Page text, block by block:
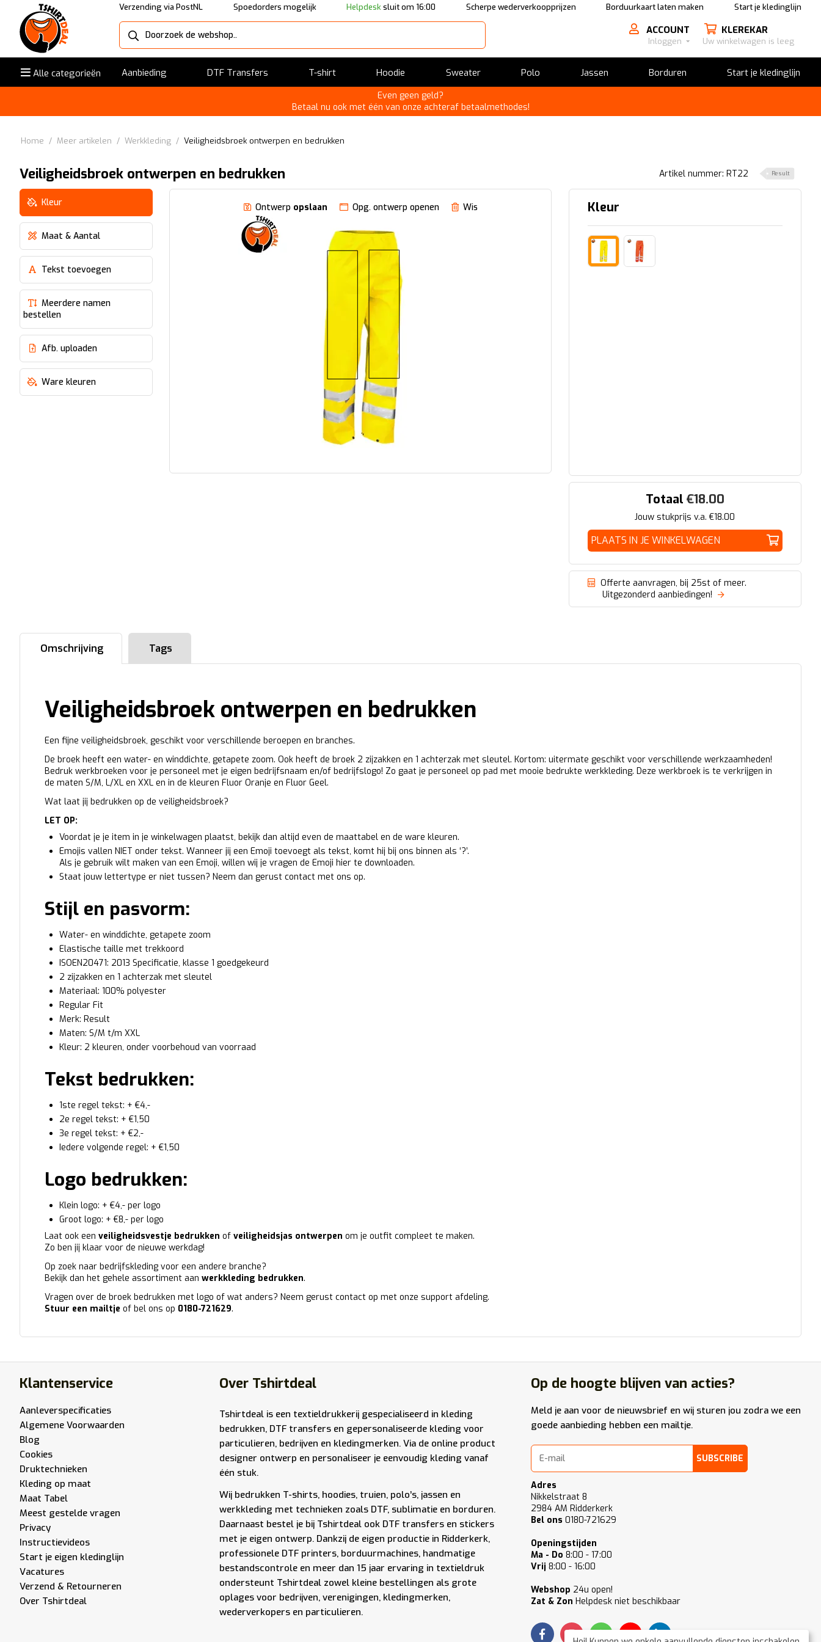
Verzending via PostNL Spoedorders mogelijk Helpdesksluit om 16:00 Scherpe wederverkoopprijzen Borduurkaart laten maken Start je kledinglijn
ACCOUNT
Inloggen
KLEREKAR
Uw winkelwagen is leeg
Alle categorieën Aanbieding DTF Transfers T-shirt Hoodie Sweater Polo Jassen Borduren Start je kledinglijn
Even geen geld?
Betaal nu ook met één van onze achteraf betaalmethodes!
Home / Meer artikelen / Werkkleding / Veiligheidsbroek ontwerpen en bedrukken
Veiligheidsbroek ontwerpen en bedrukken Result
Artikel nummer: RT22
Kleur
Maat & Aantal
Tekst toevoegen
Meerdere namen
bestellen
Afb. uploaden
Ware kleuren
Ontwerp opslaan Opg. ontwerp openen Wis Kleur
Totaal €18.00
Jouw stukprijs v.a. €18.00
PLAATS IN JE WINKELWAGEN
Offerte aanvragen, bij 25st of meer.
Uitgezonderd aanbiedingen!
Omschrijving Tags
Veiligheidsbroek ontwerpen en bedrukken
Een fijne veiligheidsbroek, geschikt voor verschillende beroepen en branches.
De broek heeft een water- en winddichte, getapete zoom. Ook heeft de broek 2 zijzakken en 1 achterzak met sleutel. Kortom: uitermate geschikt voor verschillende werkzaamheden!
Bedruk werkbroeken voor je personeel met je eigen bedrijfsnaam en/of bedrijfslogo! Zo gaat je personeel op pad met mooie bedrukte werkkleding. Deze werkbroek is te verkrijgen in
de maten S/M, L/XL en XXL en in de kleuren Fluor Oranje en Fluor Geel.
Wat laat jij bedrukken op de veiligheidsbroek?
LET OP:
Voordat je je item in je winkelwagen plaatst, bekijk dan altijd even de maattabel en de ware kleuren.
Emojis vallen NIET onder tekst. Wanneer jij een Emoji toevoegt als tekst, komt hij bij ons binnen als ‘?’.
Als je gebruik wilt maken van een Emoji, willen wij je vragen de Emoji hier te downloaden.
Staat jouw lettertype er niet tussen? Neem dan gerust contact met ons op.
Stijl en pasvorm:
Water- en winddichte, getapete zoom
Elastische taille met trekkoord
ISOEN20471: 2013 Specificatie, klasse 1 goedgekeurd
2 zijzakken en 1 achterzak met sleutel
Materiaal: 100% polyester
Regular Fit
Merk: Result
Maten: S/M t/m XXL
Kleur: 2 kleuren, onder voorbehoud van voorraad
Tekst bedrukken:
1ste regel tekst: + €4,-
2e regel tekst: + €1,50
3e regel tekst: + €2,-
Iedere volgende regel: + €1,50
Logo bedrukken:
Klein logo: + €4,- per logo
Groot logo: + €8,- per logo
Laat ook een veiligheidsvestje bedrukken of veiligheidsjas ontwerpen om je outfit compleet te maken.
Zo ben jij klaar voor de nieuwe werkdag!
Op zoek naar bedrijfskleding voor een andere branche?
Bekijk dan het gehele assortiment aan werkkleding bedrukken.
Vragen over de broek bedrukken met logo of wat anders? Neem gerust contact op met onze support afdeling.
Stuur een mailtje of bel ons op 0180-721629.
Klantenservice
Aanleverspecificaties
Algemene Voorwaarden
Blog
Cookies
Druktechnieken
Kleding op maat
Maat Tabel
Meest gestelde vragen
Privacy
Instructievideos
Start je eigen kledinglijn
Vacatures
Verzend & Retourneren
Over Tshirtdeal
Over Tshirtdeal
Tshirtdeal is een textieldrukkerij gespecialiseerd in kleding
bedrukken, DTF transfers en gepersonaliseerde kleding voor
particulieren, bedrijven en kledingmerken. Via de online product
designer ontwerp en personaliseer je eenvoudig kleding vanaf
één stuk.
Wij bedrukken T-shirts, hoodies, truien, polo’s, jassen en
werkkleding met technieken zoals DTF, sublimatie en borduren.
Daarnaast bestel je bij Tshirtdeal ook DTF transfers en stickers
met je eigen ontwerp. Dankzij de eigen productie in Ridderkerk,
professionele DTF printers, borduurmachines, handmatige
bestandscontrole en meer dan 15 jaar ervaring in textieldruk
ondersteunt Tshirtdeal zowel kleine bestellingen als grote
oplages voor bedrijven, verenigingen, kledingmerken,
wederverkopers en particulieren.
Op de hoogte blijven van acties?
Meld je aan voor de nieuwsbrief en wij sturen jou zodra we een
goede aanbieding hebben een mailtje.
SUBSCRIBE
Adres
Nikkelstraat 8
2984 AM Ridderkerk
Bel ons 0180-721629
Openingstijden
Ma - Do 8:00 - 17:00
Vrij 8:00 - 16:00
Webshop 24u open!
Zat & Zon Helpdesk niet beschikbaar